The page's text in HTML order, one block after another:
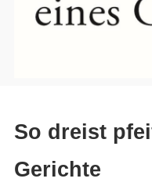
So dreist
Gerichte